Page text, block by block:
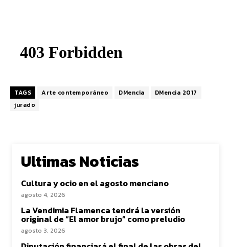
TAGS Arte contemporáneo DMencia
DMencia 2017
jurado
Ultimas Noticias
Cultura y ocio en el agosto menciano
agosto 4, 2026
La Vendimia Flamenca tendrá la versión
original de “El amor brujo” como preludio
agosto 3, 2026